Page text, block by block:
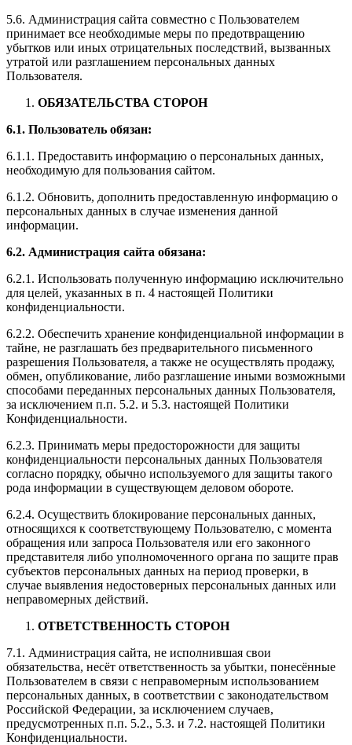
5.6. Администрация сайта совместно с Пользователем
принимает все необходимые меры по предотвращению
убытков или иных отрицательных последствий, вызванных
утратой или разглашением персональных данных
Пользователя.
ОБЯЗАТЕЛЬСТВА СТОРОН
6.1. Пользователь обязан:
6.1.1. Предоставить информацию о персональных данных,
необходимую для пользования сайтом.
6.1.2. Обновить, дополнить предоставленную информацию о
персональных данных в случае изменения данной
информации.
6.2. Администрация сайта обязана:
6.2.1. Использовать полученную информацию исключительно
для целей, указанных в п. 4 настоящей Политики
конфиденциальности.
6.2.2. Обеспечить хранение конфиденциальной информации в
тайне, не разглашать без предварительного письменного
разрешения Пользователя, а также не осуществлять продажу,
обмен, опубликование, либо разглашение иными возможными
способами переданных персональных данных Пользователя,
за исключением п.п. 5.2. и 5.3. настоящей Политики
Конфиденциальности.
6.2.3. Принимать меры предосторожности для защиты
конфиденциальности персональных данных Пользователя
согласно порядку, обычно используемого для защиты такого
рода информации в существующем деловом обороте.
6.2.4. Осуществить блокирование персональных данных,
относящихся к соответствующему Пользователю, с момента
обращения или запроса Пользователя или его законного
представителя либо уполномоченного органа по защите прав
субъектов персональных данных на период проверки, в
случае выявления недостоверных персональных данных или
неправомерных действий.
ОТВЕТСТВЕННОСТЬ СТОРОН
7.1. Администрация сайта, не исполнившая свои
обязательства, несёт ответственность за убытки, понесённые
Пользователем в связи с неправомерным использованием
персональных данных, в соответствии с законодательством
Российской Федерации, за исключением случаев,
предусмотренных п.п. 5.2., 5.3. и 7.2. настоящей Политики
Конфиденциальности.